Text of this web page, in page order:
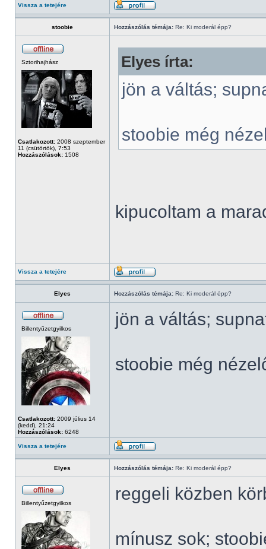
Vissza a tetejére
stoobie Hozzászólás témája: Re: Ki moderál épp?
Sztorihajhász
Csatlakozott: 2008 szeptember
11 (csütörtök), 7:53
Hozzászólások: 1508
Elyes írta:
jön a váltás;
stoobie még
kipucoltam a
Vissza a tetejére
Elyes Hozzászólás témája: Re: Ki moderál épp?
Billentyűzetgyilkos
Csatlakozott: 2009 július 14
(kedd), 21:24
Hozzászólások: 6248
jön a váltás;
stoobie még
Vissza a tetejére
Elyes Hozzászólás témája: Re: Ki moderál épp?
Billentyűzetgyilkos reggeli közben
mínusz sok;